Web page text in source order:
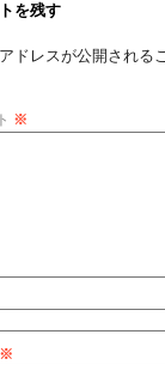
を残す
ドレスが公開される
※
※